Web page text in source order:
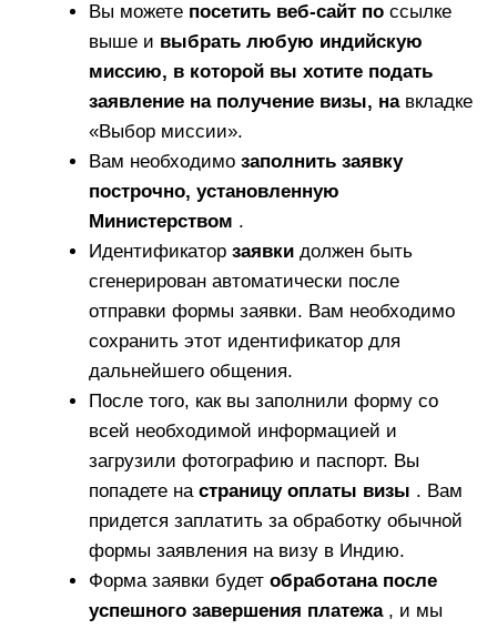
Вы можете посетить веб-сайт по ссылке
выше и выбрать любую индийскую
миссию, в которой вы хотите подать
заявление на получение визы, навкладке
«Выбор миссии».
Вам необходимо заполнить заявку
построчно, установленную
Министерством .
Идентификатор заявки должен быть
сгенерирован автоматически после
отправки формы заявки. Вам необходимо
сохранить этот идентификатор для
дальнейшего общения.
После того, как вы заполнили форму со
всей необходимой информацией и
загрузили фотографию и паспорт. Вы
попадете на страницу оплаты визы . Вам
придется заплатить за обработку обычной
формы заявления на визу в Индию.
Форма заявки будет обработана после
успешного завершения платежа, и мы